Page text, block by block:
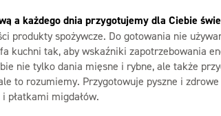
a każdego dnia przygotujemy dla Ciebie
produkty spożywcze. Do gotowania nie
kuchni tak, aby wskaźniki zapotrzebowania
nie tylko dania mięsne i rybne, ale także
to rozumiemy. Przygotowuje pyszne i
płatkami migdałów.